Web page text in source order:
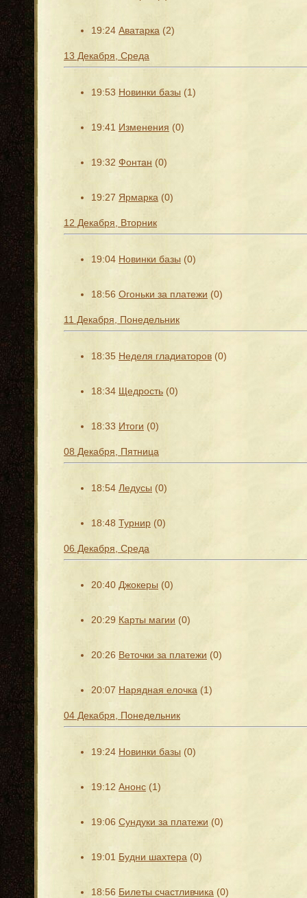
19:24 Аватарка (2)
13 Декабря, Среда
19:53 Новинки базы (1)
19:41 Изменения (0)
19:32 Фонтан (0)
19:27 Ярмарка (0)
12 Декабря, Вторник
19:04 Новинки базы (0)
18:56 Огоньки за платежи (0)
11 Декабря, Понедельник
18:35 Неделя гладиаторов (0)
18:34 Щедрость (0)
18:33 Итоги (0)
08 Декабря, Пятница
18:54 Ледусы (0)
18:48 Турнир (0)
06 Декабря, Среда
20:40 Джокеры (0)
20:29 Карты магии (0)
20:26 Веточки за платежи (0)
20:07 Нарядная елочка (1)
04 Декабря, Понедельник
19:24 Новинки базы (0)
19:12 Анонс (1)
19:06 Сундуки за платежи (0)
19:01 Будни шахтера (0)
18:56 Билеты счастливчика (0)